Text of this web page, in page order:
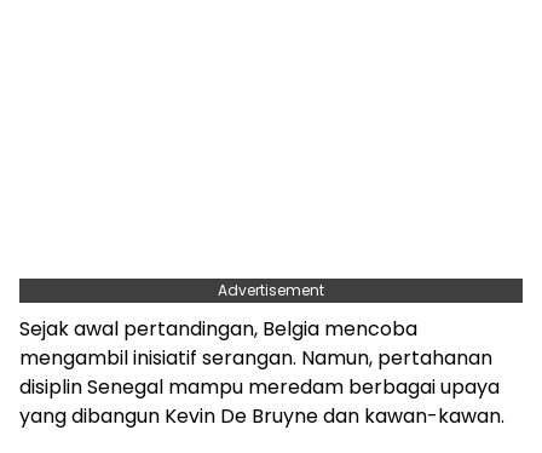
Advertisement
Sejak awal pertandingan, Belgia mencoba
mengambil inisiatif serangan. Namun, pertahanan
disiplin Senegal mampu meredam berbagai upaya
yang dibangun Kevin De Bruyne dan kawan-kawan.